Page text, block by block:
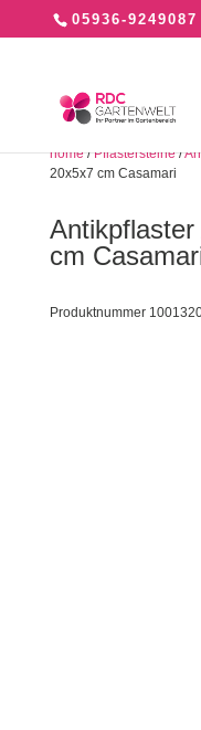
05936-9249087
home/Pflastersteine/
20x5x7 cm Casamari
cm
Produktnummer